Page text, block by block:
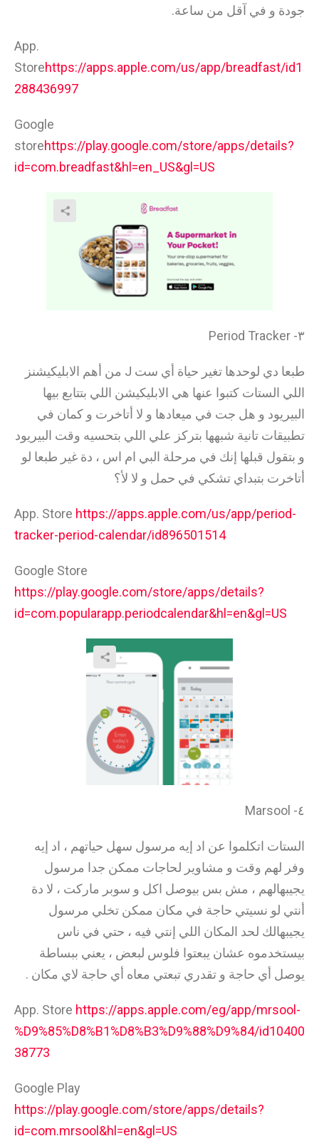
جودة و في آقل من ساعة.
App.
Storehttps://apps.apple.com/us/app/breadfast/id1
288436997
Google
storehttps://play.google.com/store/apps/details?
id=com.breadfast&hl=en_US&gl=US
٣- Period Tracker
طبعا دي لوحدها تغير حياة أي ست J من أهم الابليكيشنز
اللي الستات كتبوا عنها هي الابليكيشن اللي بتتابع بيها
البيريود و هل جت في ميعادها و لا أتاخرت و كمان في
تطبيقات تانية شبهها بتركز علي اللي بتحسيه وقت البيريود
و بتقول قبلها إنك في مرحلة البي ام اس ، دة غير طبعا لو
أتاخرت بتبداي تشكي في حمل و لا لأ؟
App. Store https://apps.apple.com/us/app/period-
tracker-period-calendar/id896501514
Google Store
https://play.google.com/store/apps/details?
id=com.popularapp.periodcalendar&hl=en&gl=US
٤- Marsool
الستات اتكلموا عن اد إيه مرسول سهل حياتهم ، اد إيه
وفر لهم وقت و مشاوير لحاجات ممكن جدا مرسول
يجيبهالهم ، مش بس بيوصل اكل و سوبر ماركت ، لا دة
أنتي لو نسيتي حاجة في مكان ممكن تخلي مرسول
يجيبهالك لحد المكان اللي إنتي فيه ، حتي في ناس
بيستخدموه عشان يبعتوا فلوس لبعض ، يعني ببساطة
يوصل أي حاجة و تقدري تبعتي معاه أي حاجة لاي مكان .
App. Store https://apps.apple.com/eg/app/mrsool-
%D9%85%D8%B1%D8%B3%D9%88%D9%84/id10400
38773
Google Play
https://play.google.com/store/apps/details?
id=com.mrsool&hl=en&gl=US